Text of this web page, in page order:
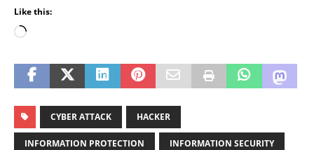
Like this:
CYBER ATTACK HACKER
INFORMATION PROTECTION INFORMATION SECURITY